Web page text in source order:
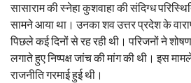
सासाराम की स्नेहा कुशवाहा की संदिग्ध
सामने आया था। उनका शव उत्तर प्रदेश के
पिछले कई दिनों से रह रही थी। परिजनों ने
लगाते हुए निष्पक्ष जांच की मांग की थी। इस
राजनीति गरमाई हुई थी।